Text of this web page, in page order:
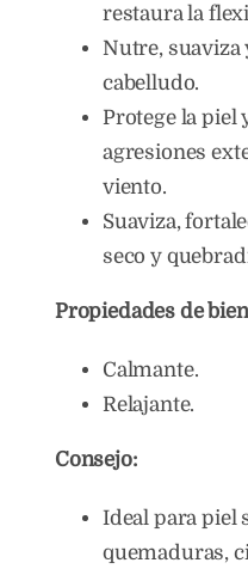
restaura la
Nutre, suaviza
cabelludo.
Protege la piel
agresiones
viento.
Suaviza,
seco y
Propiedades de
Calmante.
Relajante.
Consejo:
Ideal para piel
quemaduras,